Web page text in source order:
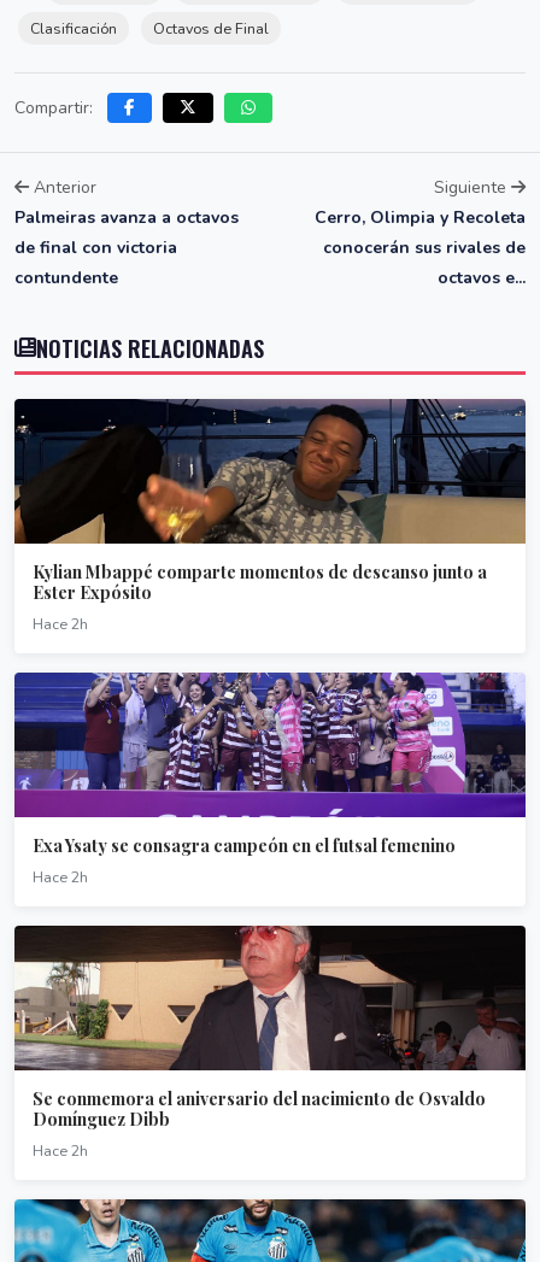
Clasificación
Octavos de Final
Compartir:
Anterior
Palmeiras avanza a octavos
de final con victoria
contundente
Siguiente
Cerro, Olimpia y Recoleta
conocerán sus rivales de
octavos e...
NOTICIAS RELACIONADAS
Kylian Mbappé comparte momentos de descanso junto a
Ester Expósito
Hace 2h
Exa Ysaty se consagra campeón en el futsal femenino
Hace 2h
Se conmemora el aniversario del nacimiento de Osvaldo
Domínguez Dibb
Hace 2h